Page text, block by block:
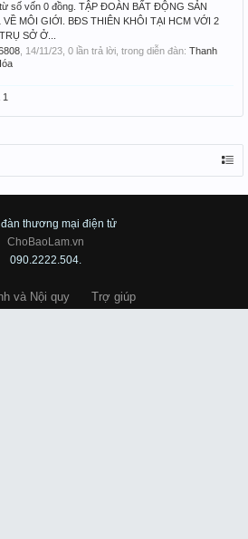
số vốn 0 đồng. TẬP ĐOÀN BẤT ĐỘNG SẢN
VỀ MÔI GIỚI. BĐS THIÊN KHÔI TẠI HCM VỚI 2
SỞ Ở...
14/11/23 , 0 lần trả lời, trong diễn đàn: Thanh
đàn thương mại điện tử
ChoBaoLam.vn
090.2222.504.
và Nội quy Trợ giúp